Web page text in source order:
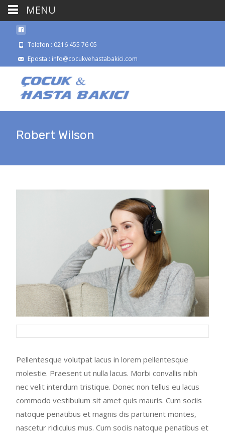
Telefon : 0216 455 76 05
Eposta : info@cocukvehastabakici.com
Robert Wilson
Pellentesque volutpat lacus in lorem pellentesque
molestie. Praesent ut nulla lacus. Morbi convallis nibh
nec velit interdum tristique. Donec non tellus eu lacus
commodo vestibulum sit amet quis mauris. Cum sociis
natoque penatibus et magnis dis parturient montes,
nascetur ridiculus mus. Cum sociis natoque penatibus et
MENU